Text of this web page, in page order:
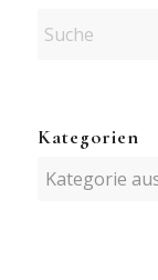
Kategorien
Kategorien